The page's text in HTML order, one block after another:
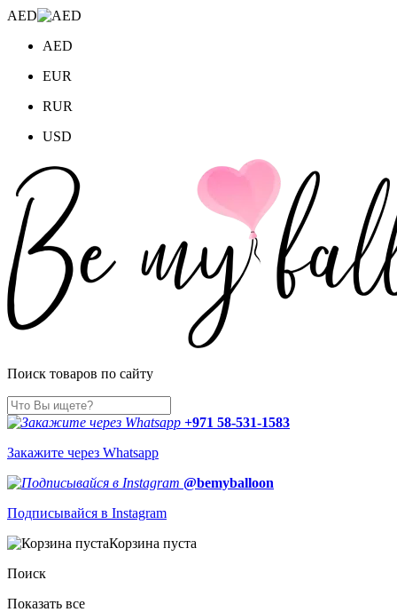
AED
AED
EUR
RUR
USD
Поиск товаров по сайту
+971 58-531-1583
Закажите через Whatsapp
@bemyballoon
Подписывайся в Instagram
Корзина пуста
Поиск
Показать все